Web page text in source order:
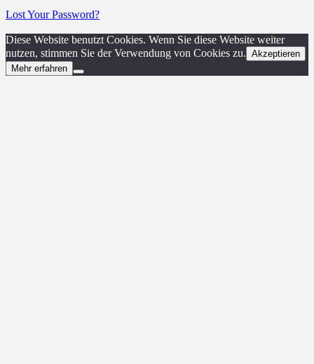
Lost Your Password?
Diese Website benutzt Cookies. Wenn Sie diese Website weiter
nutzen, stimmen Sie der Verwendung von Cookies zu. Akzeptieren
Mehr erfahren